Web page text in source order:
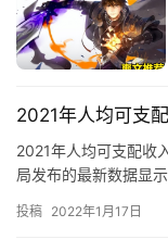
2021年人均可支
2021年人均可支配收
局发布的最新数据显
投稿 2022年1月17日